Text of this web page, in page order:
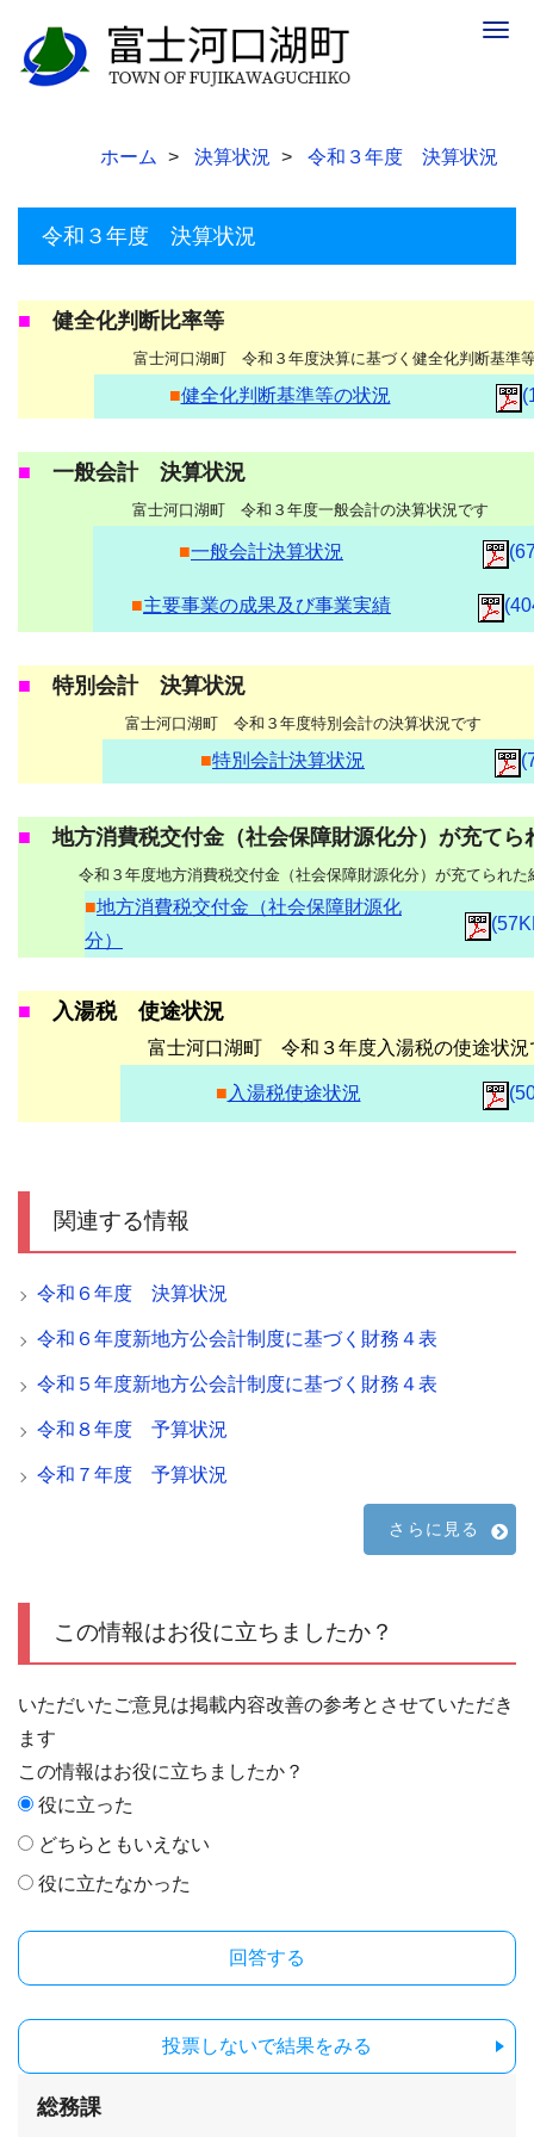
ホーム 決算状況 令和３年度 決算状況
令和３年度 決算状況
■ 健全化判断比率等
富士河口湖町 令和３年度決算に基づく健全化判断基準
■健全化判断基準等の状況
■ 一般会計 決算状況
富士河口湖町 令和３年度一般会計の決算状況です
■一般会計決算状況
■主要事業の成果及び事業実績
■ 特別会計 決算状況
富士河口湖町 令和３年度特別会計の決算状況です
■特別会計決算状況
■ 地方消費税交付金（社会保障財源化分）が充てら
令和３年度地方消費税交付金（社会保障財源化分）が充てられた
■地方消費税交付金（社会保障財源化
分）
■ 入湯税 使途状況
富士河口湖町 令和３年度入湯税の使途状況
■ 入湯税使途状況
関連する情報
令和６年度 決算状況
令和６年度新地方公会計制度に基づく財務４表
令和５年度新地方公会計制度に基づく財務４表
令和８年度 予算状況
令和７年度 予算状況
さらに見る
この情報はお役に立ちましたか？
いただいたご意見は掲載内容改善の参考とさせていただき
ます
この情報はお役に立ちましたか？
役に立った
どちらともいえない
役に立たなかった
投票しないで結果をみる
総務課